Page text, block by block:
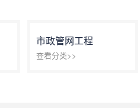
市政管网工程
查看分类>>